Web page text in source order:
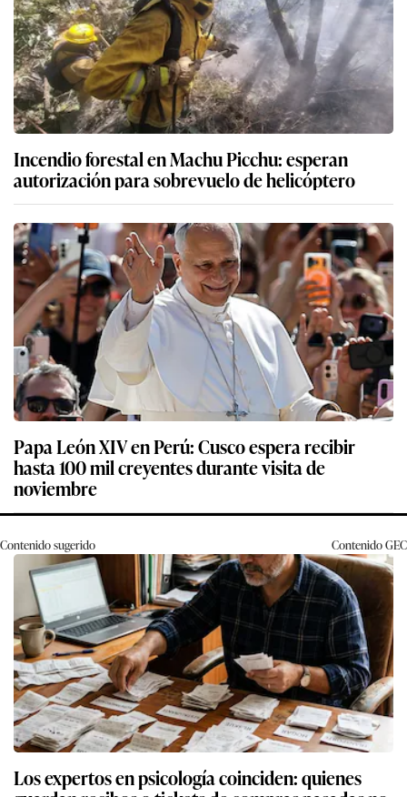
Incendio forestal en Machu Picchu: esperan
autorización para sobrevuelo de helicóptero
Papa León XIV en Perú: Cusco espera recibir
hasta 100 mil creyentes durante visita de
noviembre
Contenido sugerido ContenidoGEC
Los expertos en psicología coinciden: quienes